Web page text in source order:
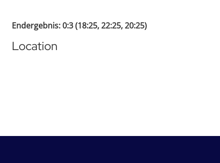
Endergebnis: 0:3 (18:25, 22:25, 20:25)
Location